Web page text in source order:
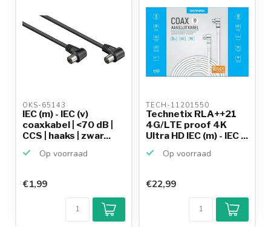
OKS-65143
IEC (m) - IEC (v)
coaxkabel | <70 dB |
CCS | haaks | zwar...
Op voorraad
€1,99
TECH-11201550
Technetix RLA++21
4G/LTE proof 4K
Ultra HD IEC (m) - IEC ...
Op voorraad
€22,99